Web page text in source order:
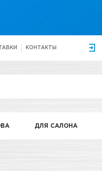
КОНТАКТЫ
ДЛЯ САЛОНА